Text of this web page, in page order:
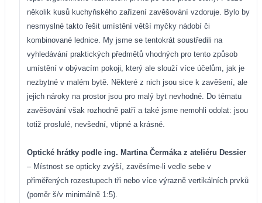
několik kusů kuchyňského zařízení zavěšování vzdoruje. Bylo by
nesmyslné takto řešit umístění větší myčky nádobí či
kombinované lednice. My jsme se tentokrát soustředili na
vyhledávání praktických předmětů vhodných pro tento způsob
umístění v obývacím pokoji, který ale slouží více účelům, jak je
nezbytné v malém bytě. Některé z nich jsou sice k zavěšení, ale
jejich nároky na prostor jsou pro malý byt nevhodné. Do tématu
zavěšování však rozhodně patří a také jsme nemohli odolat: jsou
totiž proslulé, nevšední, vtipné a krásné.
Optické hrátky podle ing. Martina Čermáka z ateliéru Dessier
– Místnost se opticky zvýší, zavěsíme-li vedle sebe v
přiměřených rozestupech tři nebo více výrazně vertikálních prvků
(poměr š/v minimálně 1:5).